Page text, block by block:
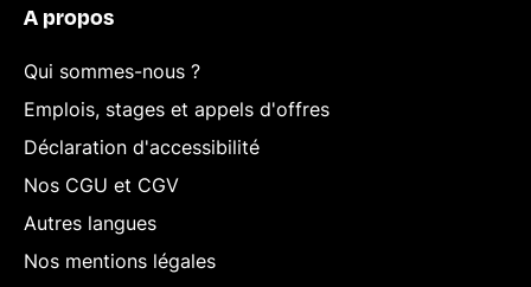
A propos
Qui sommes-nous ?
Emplois, stages et appels d'offres
Déclaration d'accessibilité
Nos CGU et CGV
Autres langues
Nos mentions légales